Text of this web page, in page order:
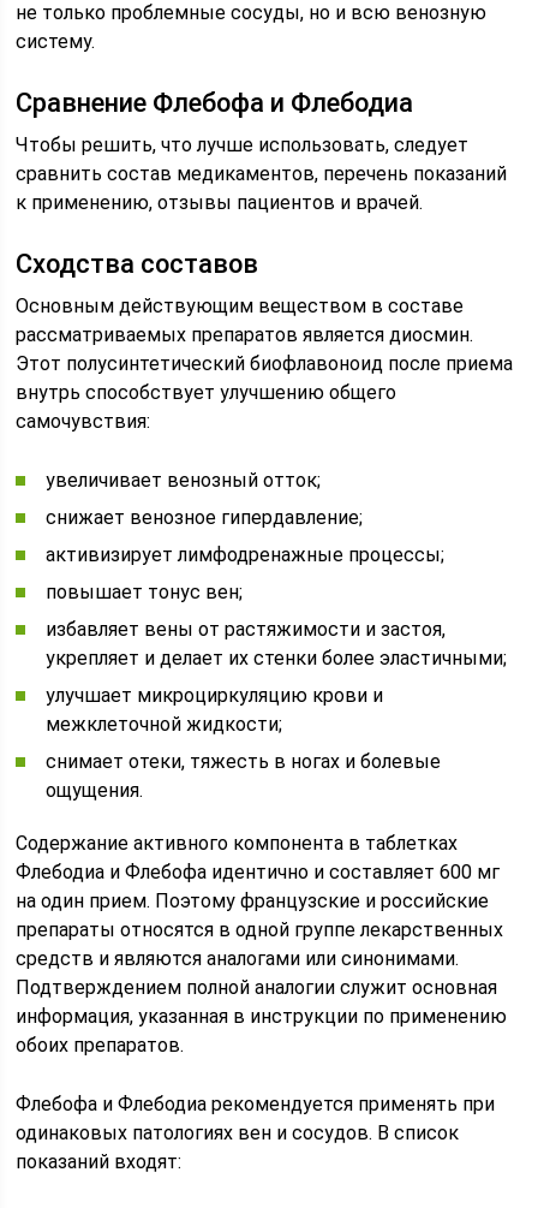
не только проблемные сосуды, но и всю венозную
систему.
Сравнение Флебофа и Флебодиа
Чтобы решить, что лучше использовать, следует
сравнить состав медикаментов, перечень показаний
к применению, отзывы пациентов и врачей.
Сходства составов
Основным действующим веществом в составе
рассматриваемых препаратов является диосмин.
Этот полусинтетический биофлавоноид после приема
внутрь способствует улучшению общего
самочувствия:
увеличивает венозный отток;
снижает венозное гипердавление;
активизирует лимфодренажные процессы;
повышает тонус вен;
избавляет вены от растяжимости и застоя,
укрепляет и делает их стенки более эластичными;
улучшает микроциркуляцию крови и
межклеточной жидкости;
снимает отеки, тяжесть в ногах и болевые
ощущения.
Содержание активного компонента в таблетках
Флебодиа и Флебофа идентично и составляет 600 мг
на один прием. Поэтому французские и российские
препараты относятся в одной группе лекарственных
средств и являются аналогами или синонимами.
Подтверждением полной аналогии служит основная
информация, указанная в инструкции по применению
обоих препаратов.
Флебофа и Флебодиа рекомендуется применять при
одинаковых патологиях вен и сосудов. В список
показаний входят: